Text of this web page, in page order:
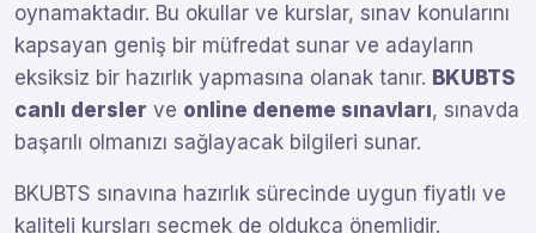
oynamaktadır. Bu okullar ve kurslar, sınav konularını
kapsayan geniş bir müfredat sunar ve adayların
eksiksiz bir hazırlık yapmasına olanak tanır. BKUBTS
canlı dersler ve online deneme sınavları, sınavda
başarılı olmanızı sağlayacak bilgileri sunar.
BKUBTS sınavına hazırlık sürecinde uygun fiyatlı ve
kaliteli kursları seçmek de oldukça önemlidir.